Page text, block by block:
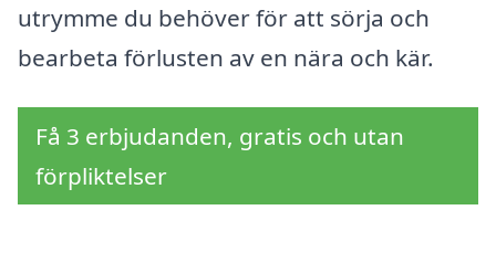
utrymme du behöver för att sörja och
bearbeta förlusten av en nära och kär.
Få 3 erbjudanden, gratis och utan
förpliktelser